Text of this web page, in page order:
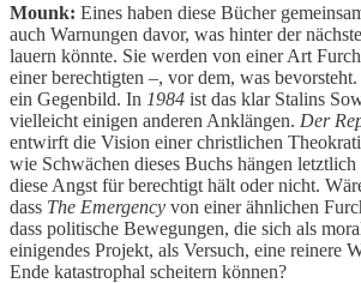
Mounk: Eines haben diese Bücher
auch Warnungen davor, was hinter der
lauern könnte. Sie werden von einer Art
einer berechtigten –, vor dem, was bevorsteht.
ein Gegenbild. In 1984 ist das klar Stalins
vielleicht einigen anderen Anklängen. Der
entwirft die Vision einer christlichen
wie Schwächen dieses Buchs hängen
diese Angst für berechtigt hält oder nicht.
dass The Emergency von einer ähnlichen
dass politische Bewegungen, die sich als
einigendes Projekt, als Versuch, eine reinere
Ende katastrophal scheitern können?